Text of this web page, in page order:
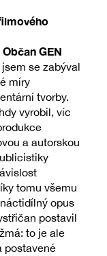
Občan GEN
se zabýval
míry
tvorby.
vyrobil, víc
a autorskou
tomu všemu
opus
postavil
to je ale
postavené